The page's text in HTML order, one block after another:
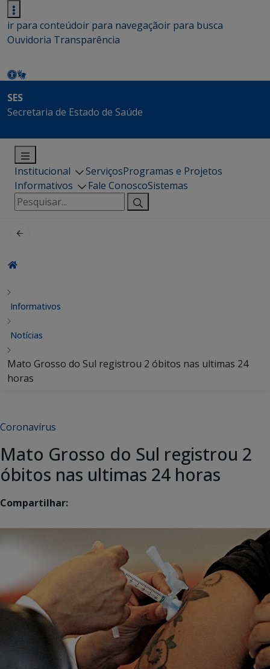
ir para conteúdoir para navegaçãoir para busca
Ouvidoria Transparência
SES
Secretaria de Estado de Saúde
Institucional ServiçosProgramas e Projetos
Informativos
Fale ConoscoSistemas
Pesquisar
por:
Informativos
Notícias
Mato Grosso do Sul registrou 2 óbitos nas ultimas 24
horas
Coronavírus
Mato Grosso do Sul registrou 2
óbitos nas ultimas 24 horas
Compartilhar: